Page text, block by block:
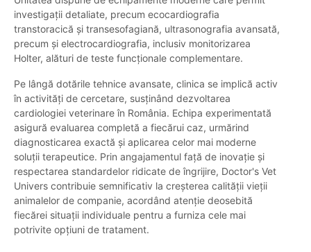
investigații detaliate, precum ecocardiografia
transtoracică și transesofagiană, ultrasonografia avansată,
precum și electrocardiografia, inclusiv monitorizarea
Holter, alături de teste funcționale complementare.
Pe lângă dotările tehnice avansate, clinica se implică activ
în activități de cercetare, susținând dezvoltarea
cardiologiei veterinare în România. Echipa experimentată
asigură evaluarea completă a fiecărui caz, urmărind
diagnosticarea exactă și aplicarea celor mai moderne
soluții terapeutice. Prin angajamentul față de inovație și
respectarea standardelor ridicate de îngrijire, Doctor's Vet
Univers contribuie semnificativ la creșterea calității vieții
animalelor de companie, acordând atenție deosebită
fiecărei situații individuale pentru a furniza cele mai
potrivite opțiuni de tratament.